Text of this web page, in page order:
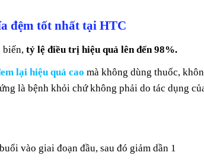
đệm tốt nhất tại HTC
biến, tỷ lệ điều trị hiệu quả lên đến 98%.
lại hiệu quả cao mà không dùng thuốc,
là bệnh khỏi chứ không phải do tác dụng
vào giai đoạn đầu, sau đó giảm dần 1